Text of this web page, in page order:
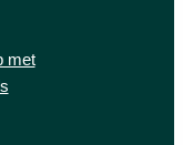
met